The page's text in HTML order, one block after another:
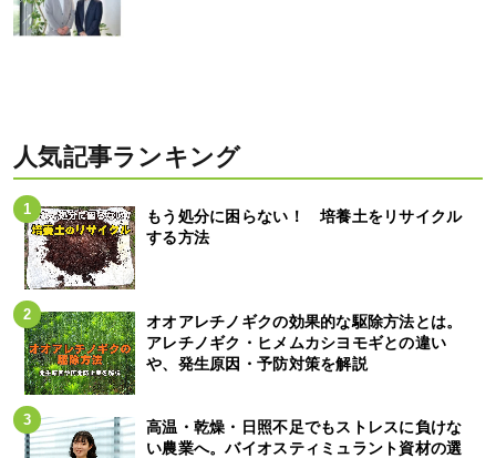
人気記事ランキング
もう処分に困らない！ 培養土をリサイクル
する方法
オオアレチノギクの効果的な駆除方法とは。
アレチノギク・ヒメムカシヨモギとの違い
や、発生原因・予防対策を解説
高温・乾燥・日照不足でもストレスに負けな
い農業へ。バイオスティミュラント資材の選